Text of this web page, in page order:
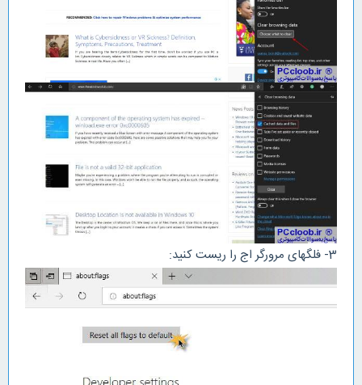
3- فلگهای مرورگر اج را ریست کنید: